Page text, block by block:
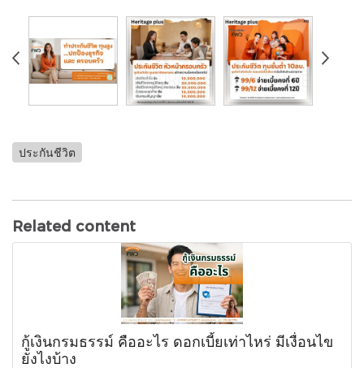
ประกันชีวิต
Related content
กู้เงินกรมธรรม์ คืออะไร ดอกเบี้ยเท่าไหร่ มีเงื่อนไข
ยังไงบ้าง